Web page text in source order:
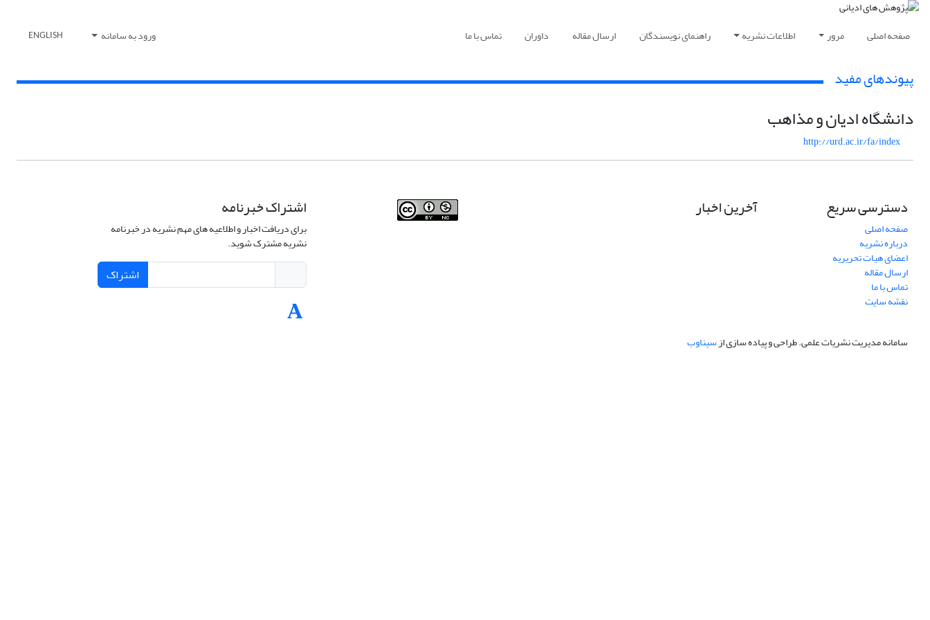
صفحه اصلی مرور اطلاعات نشریه راهنمای نویسندگان ارسال مقاله داوران تماس با ما ورود به سامانه ENGLISH
پیوندهای مفید
دانشگاه ادیان و مذاهب
http://urd.ac.ir/fa/index
دسترسی سریع
صفحه اصلی
درباره نشریه
اعضای هیات تحریریه
ارسال مقاله
تماس با ما
نقشه سایت
آخرین اخبار اشتراک خبرنامه
برای دریافت اخبار و اطلاعیه های مهم نشریه در خبرنامه
نشریه مشترک شوید.
اشتراک
سامانه مدیریت نشریات علمی.طراحی و پیاده سازی ازسیناوب